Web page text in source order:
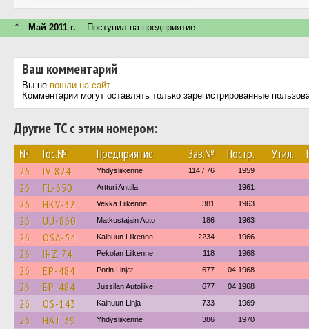
↑ Май 2011 г. Поступил на предприятие
Ваш комментарий
Вы не вошли на сайт.
Комментарии могут оставлять только зарегистрированные
Другие ТС с этим номером:
№ Гос.№ Предприятие Зав.№ Постр. Утил.
26 IV-824 Yhdysliikenne 114 / 76 1959
26 FL-650 Artturi Anttila 1961
26 HKV-32 Vekka Liikenne 381 1963
26 UU-860 Matkustajain Auto 186 1963
26 OSA-54 Kainuun Liikenne 2234 1966
26 IHZ-74 Pekolan Liikenne 118 1968
26 EP-484 Porin Linjat 677 04.1968
26 EP-484 Jussilan Autoliike 677 04.1968
26 OS-143 Kainuun Linja 733 1969
26 HAT-39 Yhdysliikenne 386 1970